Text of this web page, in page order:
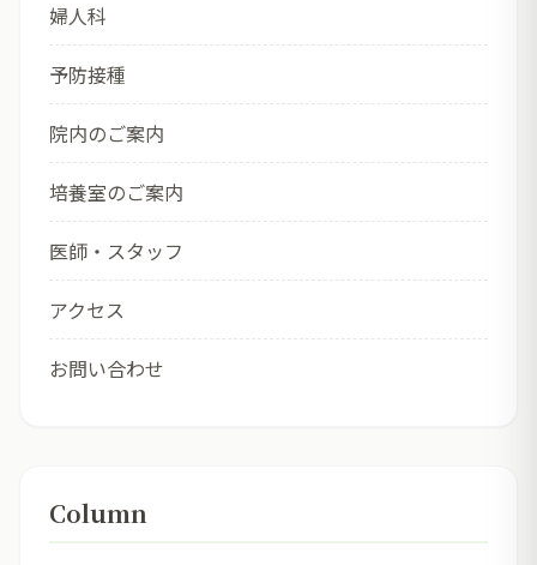
婦人科
予防接種
院内のご案内
培養室のご案内
医師・スタッフ
アクセス
お問い合わせ
Column